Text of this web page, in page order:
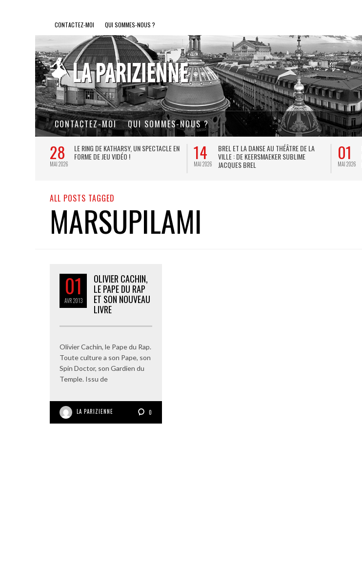
CONTACTEZ-MOI QUI SOMMES-NOUS ?
CONTACTEZ-MOI QUI SOMMES-NOUS ?
28
MAI 2026
LE RING DE KATHARSY, UN SPECTACLE EN
FORME DE JEU VIDÉO !
14
MAI 2026
BREL ET LA DANSE AU THÉÂTRE DE LA
VILLE : DE KEERSMAEKER SUBLIME
JACQUES BREL
01
MAI 2026
ALL POSTS TAGGED
MARSUPILAMI
01
AVR2013
OLIVIER CACHIN,
LE PAPE DU RAP
ET SON NOUVEAU
LIVRE
Olivier Cachin, le Pape du Rap.
Toute culture a son Pape, son
Spin Doctor, son Gardien du
Temple. Issu de
LA PARIZIENNE 0